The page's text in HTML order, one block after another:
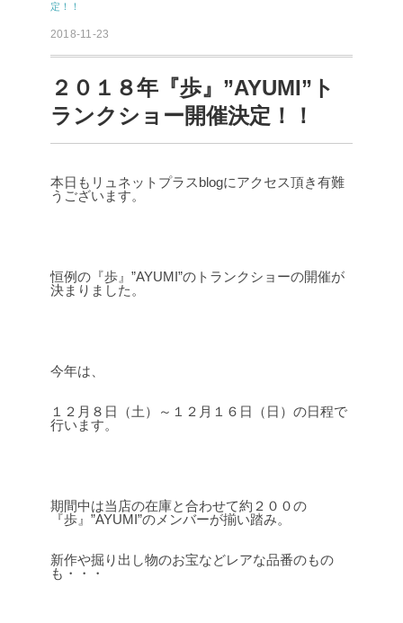
定！！
2018-11-23
２０１８年『歩』”AYUMI”ト
ランクショー開催決定！！
本日もリュネットプラスblogにアクセス頂き有難
うございます。
恒例の『歩』”AYUMI”のトランクショーの開催が
決まりました。
今年は、
１２月８日（土）～１２月１６日（日）の日程で
行います。
期間中は当店の在庫と合わせて約２００の
『歩』”AYUMI”のメンバーが揃い踏み。
新作や掘り出し物のお宝などレアな品番のもの
も・・・